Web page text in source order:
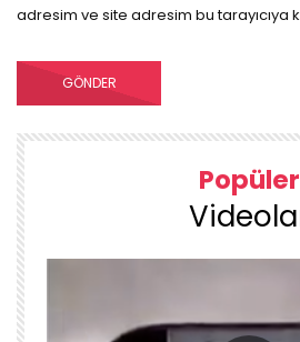
adresim ve site adresim bu tarayıcıya
Popüler